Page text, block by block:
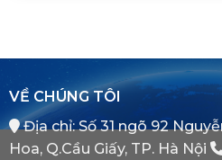
Bình
Tại
Sao
Dự
VỀ CHÚNG TÔI
Địa chỉ: Số 31 ngõ 92
Hoa, Q.Cầu Giấy, TP. Hà Nội